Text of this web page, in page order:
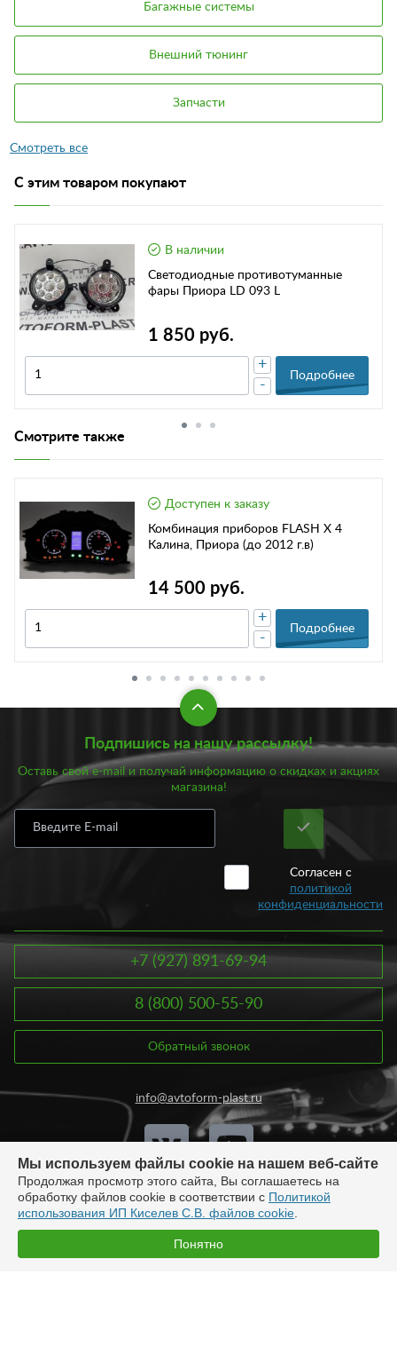
Багажные системы
Внешний тюнинг
Запчасти
С этим товаром покупают
В наличии
Светодиодные противотуманные
фары Приора LD 093 L
1 850 руб.
-
+
Подробнее
Смотрите также
Доступен к заказу
Комбинация приборов FLASH X 4
Калина, Приора (до 2012 г.в)
14 500 руб.
-
+
Подробнее
Подпишись на нашу рассылку!
Оставь свой e-mail и получай информацию о скидках и акциях
магазина!
Согласен с
политикой
конфиденциальности
+7 (927) 891-69-94
8 (800) 500-55-90
Обратный звонок
info@avtoform-plast.ru
© 2008 - 2026. ИП Киселев Сергей Вячеславович. Интернет-
магазин тюнинга.
Мы используем файлы cookie на нашем веб-сайте
Продолжая просмотр этого сайта, Вы соглашаетесь на
обработку файлов cookie в соответствии с Политикой
использования ИП Киселев С.В. файлов cookie
Понятно